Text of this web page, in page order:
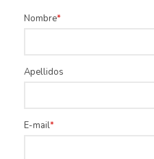
Nombre
Apellidos
E-mail